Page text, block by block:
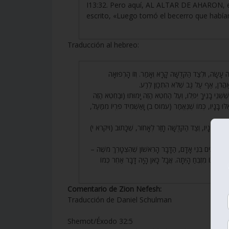
I13:32. Pero aquí, AL ALTAR DE
escrito, «Luego tomó el becerro que
Traducción al hebreo:
עָשָׂה, וּלְצַד הַקְּדֻשָּׁה קָרָא וְאָמַר. וְזוֹ הָרְפוּאָה
אַף עַל גַּב שֶׁלֹּא הִתְכַּוֵּן לְרַע.
בָנֶיךָ יִפְּלוּ, וְעַל הַחֵטְא הַזֶּה יָמוּתוּ (וּבַחֵטְא הַזֶּה
בָּנָיו, כְּמוֹ שֶׁנֶּאֱמַר (עמוס ב) וָאַשְׁמִיד פִּרְיוֹ מִמַּעַל,
לְפָנָיו, וְצַד הַקְּדֻשָּׁה חָזַר לְאָחוֹר, שֶׁכָּתוּב (ויקרא י)
שֶׁחוֹשְׁבִים בְּנֵי אָדָם, הַדָּבָר הָרִאשׁוֹן שֶׁהִצְטָרֵךְ מֹשֶׁה –
אוֹתוֹ מִזְבֵּחַ הָיְתָה. אֲבָל כָּאן הָיָה דָּבָר אַחֵר כְּמוֹ
Comentario de Zion Nefesh:
Traducción de Daniel Schulman
Shemot/Éxodo 32:5